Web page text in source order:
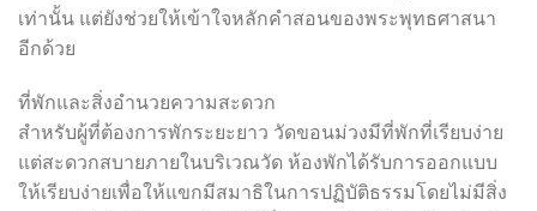
เท่านั้น แต่ยังช่วยให้เข้าใจหลักคำสอนของพระพุทธศาสนา
อีกด้วย
ที่พักและสิ่งอำนวยความสะดวก
สำหรับผู้ที่ต้องการพักระยะยาว วัดขอนม่วงมีที่พักที่เรียบง่าย
แต่สะดวกสบายภายในบริเวณวัด ห้องพักได้รับการออกแบบ
ให้เรียบง่ายเพื่อให้แขกมีสมาธิในการปฏิบัติธรรมโดยไม่มีสิ่ง